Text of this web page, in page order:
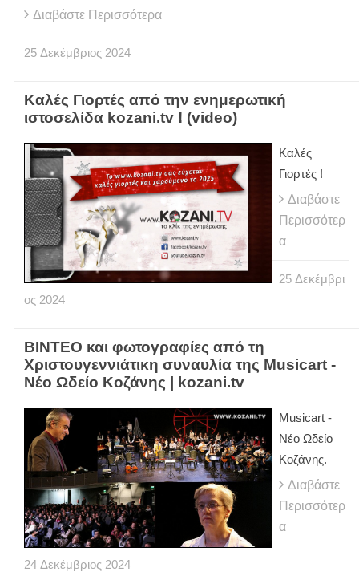
Διαβάστε Περισσότερα
25 Δεκέμβριος 2024
Καλές Γιορτές από την ενημερωτική
ιστοσελίδα kozani.tv ! (video)
Καλές
Γιορτές !
Διαβάστε
Περισσότερ
α
25 Δεκέμβρι
ος 2024
ΒΙΝΤΕΟ και φωτογραφίες από τη
Χριστουγεννιάτικη συναυλία της Musicart -
Νέο Ωδείο Κοζάνης | kozani.tv
Musicart -
Νέο Ωδείο
Κοζάνης.
Διαβάστε
Περισσότερ
α
24 Δεκέμβριος 2024